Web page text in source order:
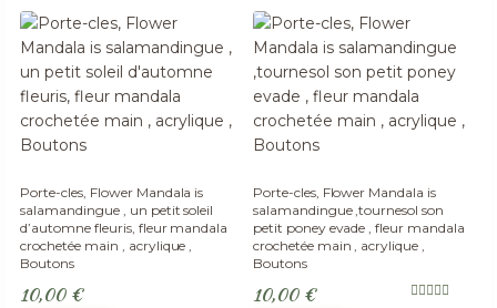
Adopté
Porte-cles, Flower Mandala is
salamandingue , un petit soleil
d’automne fleuris, fleur mandala
crochetée main , acrylique ,
Boutons
10,00 €
Adopté
Porte-cles, Flower Mandala is
salamandingue ,tournesol son
petit poney evade , fleur mandala
crochetée main , acrylique ,
Boutons
10,00 €